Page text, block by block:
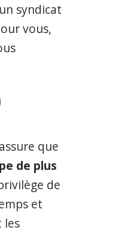
syndicat
vous,
que
de plus
de
et
les